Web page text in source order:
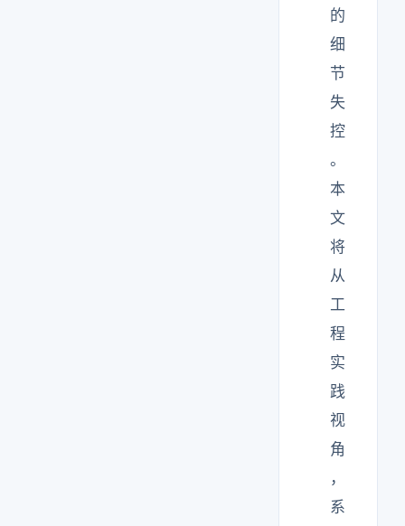
的
细
节
失
控
。
本
文
将
从
工
程
实
践
视
角
，
系